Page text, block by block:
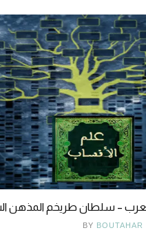
– سلطان طريخم المذهن
BY BOUTAHAR